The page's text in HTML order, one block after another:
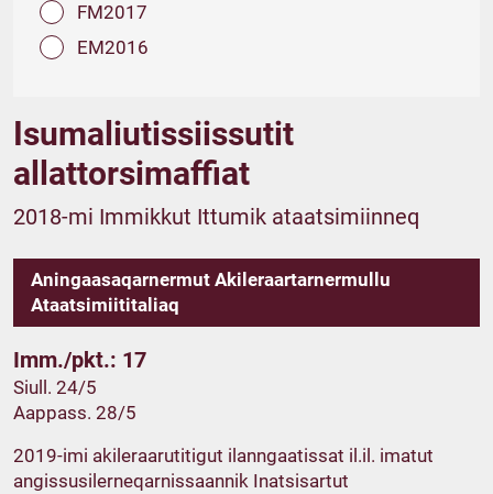
FM2017
EM2016
Isumaliutissiissutit
allattorsimaffiat
2018-mi Immikkut Ittumik ataatsimiinneq
Aningaasaqarnermut Akileraartarnermullu
Ataatsimiititaliaq
Imm./pkt.: 17
Siull. 24/5
Aappass. 28/5
2019-imi akileraarutitigut ilanngaatissat il.il. imatut
angissusilerneqarnissaannik Inatsisartut